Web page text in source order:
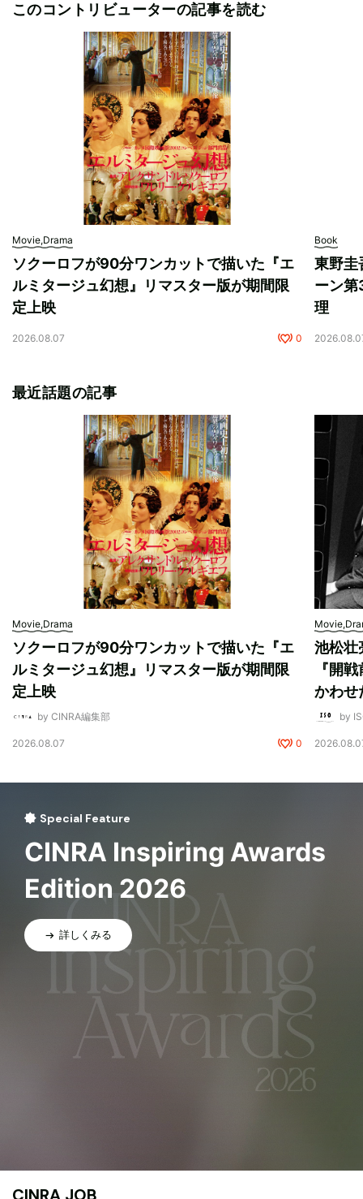
このコントリビューターの記事を読む
Movie,Drama
ソクーロフが90分ワンカットで描いた『エ
ルミタージュ幻想』リマスター版が期間限
定上映
2026.08.07 0
Book
東野圭
ーン第
理
最近話題の記事
Movie,Drama
ソクーロフが90分ワンカットで描いた『エ
ルミタージュ幻想』リマスター版が期間限
定上映
by CINRA編集部
2026.08.07 0
池松壮
『開
かわせ
by
Special Feature
CINRA Inspiring Awards
Edition 2026
詳しくみる